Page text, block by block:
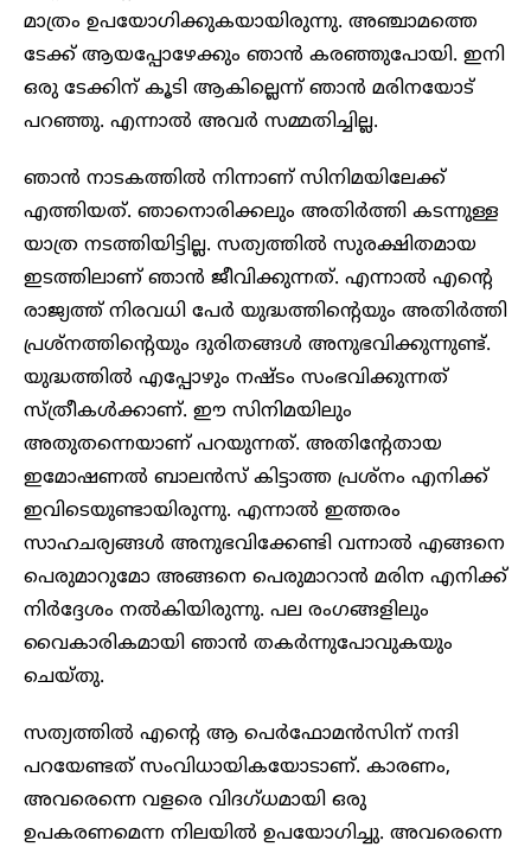
മാത്രം ഉപയോഗിക്കുകയായിരുന്നു. അഞ്ചാമത്തെ
ടേക്ക് ആയപ്പോഴേക്കും ഞാൻ കരഞ്ഞുപോയി. ഇനി
ഒരു ടേക്കിന് കൂടി ആകില്ലെന്ന് ഞാൻ മരിനയോട്
പറഞ്ഞു. എന്നാല്‍ അവര്‍ സമ്മതിച്ചില്ല.
ഞാൻ നാടകത്തില്‍ നിന്നാണ് സിനിമയിലേക്ക്
എത്തിയത്. ഞാനൊരിക്കലും അതിര്‍ത്തി കടന്നുള്ള
യാത്ര നടത്തിയിട്ടില്ല. സത്യത്തില്‍ സുരക്ഷിതമായ
ഇടത്തിലാണ് ഞാൻ ജീവിക്കുന്നത്. എന്നാല്‍ എന്റെ
രാജ്യത്ത് നിരവധി പേര്‍ യുദ്ധത്തിന്റെയും അതിര്‍ത്തി
പ്രശ്നത്തിന്റെയും ദുരിതങ്ങള്‍ അനുഭവിക്കുന്നുണ്ട്.
യുദ്ധത്തില്‍ എപ്പോഴും നഷ്ടം സംഭവിക്കുന്നത്
സ്ത്രീകള്‍ക്കാണ്. ഈ സിനിമയിലും
അതുതന്നെയാണ് പറയുന്നത്. അതിന്റേതായ
ഇമോഷണല്‍ ബാലന്‍സ് കിട്ടാത്ത പ്രശ്നം എനിക്ക്
ഇവിടെയുണ്ടായിരുന്നു. എന്നാല്‍ ഇത്തരം
സാഹചര്യങ്ങള്‍ അനുഭവിക്കേണ്ടി വന്നാല്‍ എങ്ങനെ
പെരുമാറുമോ അങ്ങനെ പെരുമാറാന്‍ മരിന എനിക്ക്
നിര്‍ദ്ദേശം നല്‍കിയിരുന്നു. പല രംഗങ്ങളിലും
വൈകാരികമായി ഞാൻ തകർന്നുപോവുകയും
ചെയ്തു.
സത്യത്തില്‍ എന്റെ ആ പെര്‍ഫോമൻസിന് നന്ദി
പറയേണ്ടത് സംവിധായികയോടാണ്. കാരണം,
അവരെന്നെ വളരെ വിദഗ്ധമായി ഒരു
ഉപകരണമെന്ന നിലയില്‍ ഉപയോഗിച്ചു. അവരെന്നെ